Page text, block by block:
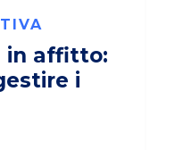
in affitto:
i